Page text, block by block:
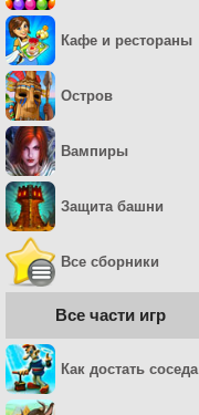
Кафе и рестораны
Остров
Вампиры
Защита башни
Все сборники
Все части игр
Как достать соседа